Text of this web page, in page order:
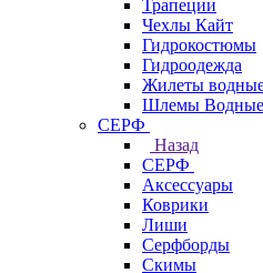
Трапеции
Чехлы Кайт
Гидрокостюмы
Гидроодежда
Жилеты
Шлемы Водные
СЕРФ
Назад
СЕРФ
Аксессуары
Коврики
Лиши
Серфборды
Скимы